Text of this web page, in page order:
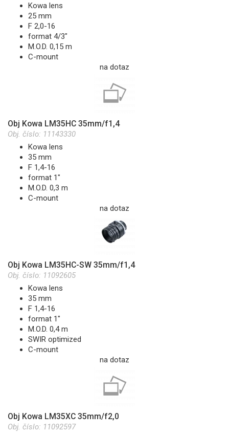
Kowa lens
25 mm
F 2,0-16
format 4/3"
M.O.D. 0,15 m
C-mount
na dotaz
Obj Kowa LM35HC 35mm/f1,4
Obj. číslo: 11143330
Kowa lens
35 mm
F 1,4-16
format 1"
M.O.D. 0,3 m
C-mount
na dotaz
Obj Kowa LM35HC-SW 35mm/f1,4
Obj. číslo: 11092605
Kowa lens
35 mm
F 1,4-16
format 1"
M.O.D. 0,4 m
SWIR optimized
C-mount
na dotaz
Obj Kowa LM35XC 35mm/f2,0
Obj. číslo: 11092597